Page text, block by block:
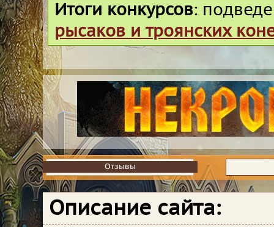
Итоги конкурсов:
рысаков и троянских
Отзывы
Отзывы
Описание сайта: